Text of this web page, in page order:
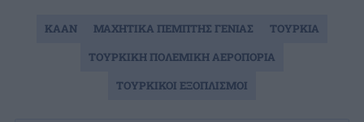
KAAN ΜΑΧΗΤΙΚΑ ΠΕΜΠΤΗΣ ΓΕΝΙΑΣ
ΤΟΥΡΚΙΑ
ΤΟΥΡΚΙΚΗ ΠΟΛΕΜΙΚΗ ΑΕΡΟΠΟΡΙΑ
ΤΟΥΡΚΙΚΟΙ ΕΞΟΠΛΙΣΜΟΙ